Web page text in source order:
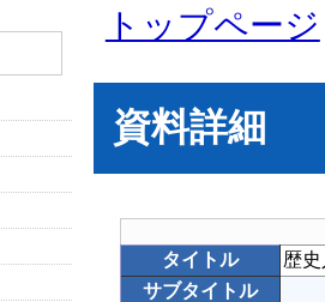
トップページ
資料詳細
タイトル
歴
サブタイトル